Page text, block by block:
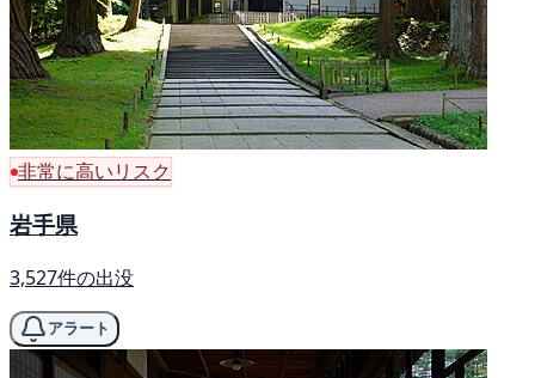
非常に高いリスク
岩手県
3,527件の出没
アラート